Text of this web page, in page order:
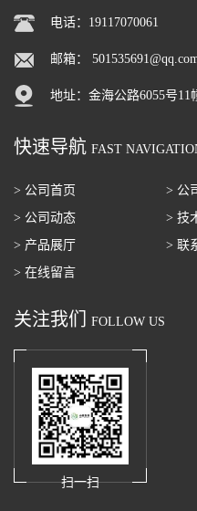
电话：19117070061
邮箱：
地址：金海公路6055号11
快速导航 FAST
> 公司首页
> 公
> 公司动态
> 技
> 产品展厅
> 联
> 在线留言
关注我们 FOLLOW US
扫一扫